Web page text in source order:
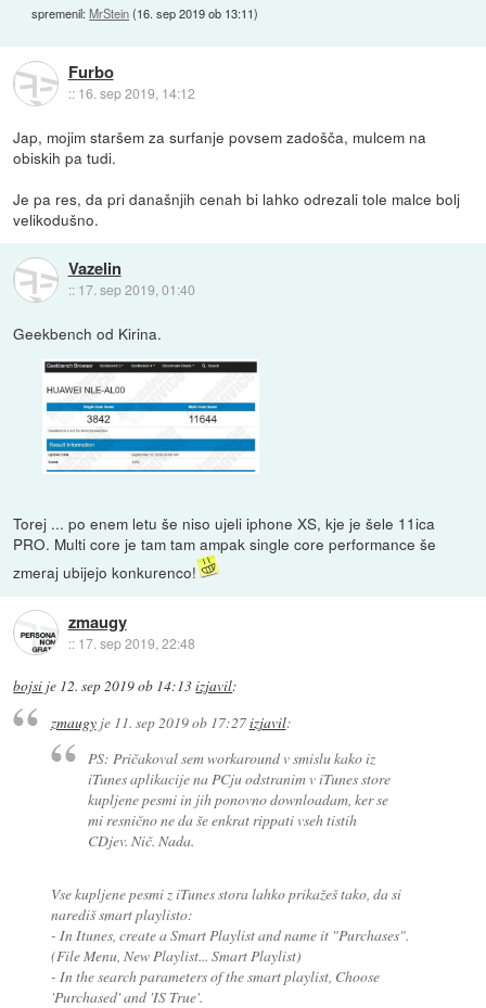
spremenil:MrStein(16. sep 2019 ob 13:11)
Furbo
:: 16. sep 2019, 14:12
Jap, mojim staršem za surfanje povsem zadošča, mulcem na
obiskih pa tudi.
Je pa res, da pri današnjih cenah bi lahko odrezali tole malce bolj
velikodušno.
Vazelin
:: 17. sep 2019, 01:40
Geekbench od Kirina.
Torej ... po enem letu še niso ujeli iphone XS, kje je šele 11ica
PRO. Multi core je tam tam ampak single core performance še
zmeraj ubijejo konkurenco!
zmaugy
:: 17. sep 2019, 22:48
bojsi je 12. sep 2019 ob 14:13izjavil:
zmaugyje 11. sep 2019 ob 17:27izjavil:
PS: Pričakoval sem workaround v smislu kako iz
iTunes aplikacije na PCju odstranim v iTunes store
kupljene pesmi in jih ponovno downloadam, ker se
mi resnično ne da še enkrat rippati vseh tistih
CDjev. Nič. Nada.
Vse kupljene pesmi z iTunes stora lahko prikažeš tako, da si
narediš smart playlisto:
- In Itunes, create a Smart Playlist and name it "Purchases".
(File Menu, New Playlist... Smart Playlist)
- In the search parameters of the smart playlist, Choose
'Purchased' and 'IS True'.